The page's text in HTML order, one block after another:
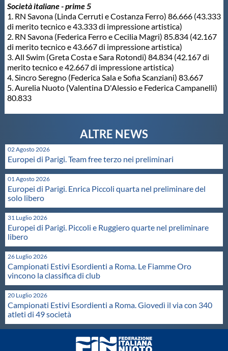
Scuole Nuoto
Propaganda
Centri Federali
Area Legislativa
Qualità
Sostenibilità
Privacy
Cookie Policy
Archivio News
Flash News
Società italiane - prime 5
1. RN Savona (Linda Cerruti e Costanza Ferro) 86.666 (43.333
di merito tecnico e 43.333 di impressione artistica)
2. RN Savona (Federica Ferro e Cecilia Magri) 85.834 (42.167
di merito tecnico e 43.667 di impressione artistica)
3. All Swim (Greta Costa e Sara Rotondi) 84.834 (42.167 di
merito tecnico e 42.667 di impressione artistica)
4. Sincro Seregno (Federica Sala e Sofia Scanziani) 83.667
5. Aurelia Nuoto (Valentina D'Alessio e Federica Campanelli)
80.833
02 Agosto 2026
Europei di Parigi. Team free terzo nei preliminari
01 Agosto 2026
Europei di Parigi. Enrica Piccoli quarta nel preliminare del
solo libero
31 Luglio 2026
Europei di Parigi. Piccoli e Ruggiero quarte nel preliminare
libero
26 Luglio 2026
Campionati Estivi Esordienti a Roma. Le Fiamme Oro
vincono la classifica di club
20 Luglio 2026
Campionati Estivi Esordienti a Roma. Giovedì il via con 340
atleti di 49 società